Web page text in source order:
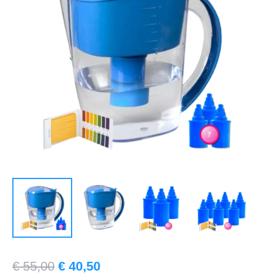
€55,00 Oorspronkelijke
€ 40,50Huidige